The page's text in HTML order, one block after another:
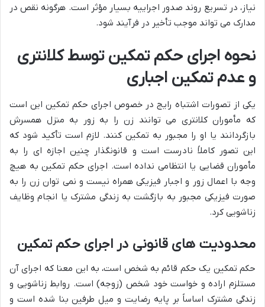
نیاز، در تسریع روند صدور اجراییه بسیار مؤثر است. هرگونه نقص در
مدارک می تواند موجب تأخیر در فرآیند شود.
نحوه اجرای حکم تمکین توسط کلانتری
و عدم تمکین اجباری
یکی از تصورات اشتباه رایج در خصوص اجرای حکم تمکین این است
که مأموران کلانتری می توانند زن را به زور به منزل همسرش
بازگردانند یا او را مجبور به تمکین کنند. لازم است تأکید شود که
این تصور کاملاً نادرست است و قانونگذار چنین اجازه ای را به
مأموران قضایی یا انتظامی نداده است. اجرای حکم تمکین به هیچ
وجه با اعمال زور و اجبار فیزیکی همراه نیست و نمی توان زن را به
صورت فیزیکی مجبور به بازگشت به زندگی مشترک یا انجام وظایف
زناشویی کرد.
محدودیت های قانونی در اجرای حکم تمکین
حکم تمکین یک حکم قائم به شخص است، به این معنا که اجرای آن
مستلزم اراده و خواست خود شخص (زوجه) است. روابط زناشویی و
زندگی مشترک اساساً بر پایه رضایت و میل طرفین بنا شده است و